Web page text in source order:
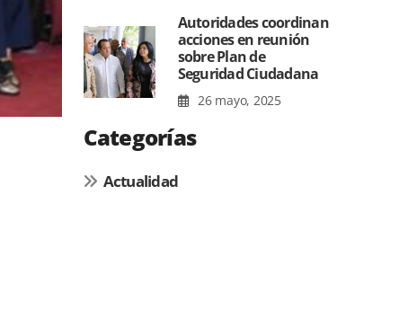
Autoridades coordinan
acciones en reunión
sobre Plan de
Seguridad Ciudadana
26 mayo, 2025
Categorías
Actualidad